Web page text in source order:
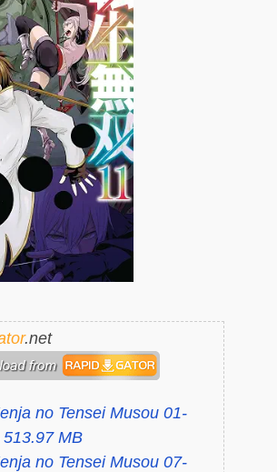
.net
no Tensei Musou 01-
MB
no Tensei Musou 07-